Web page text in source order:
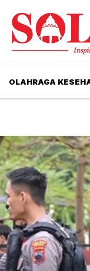
OLAHRAGA